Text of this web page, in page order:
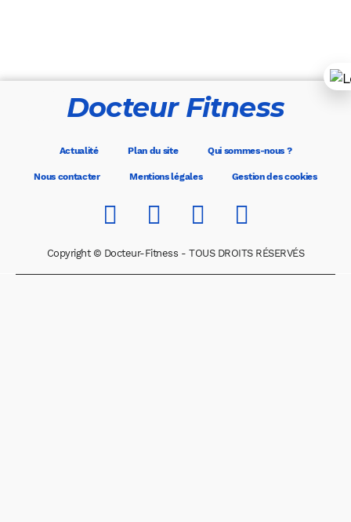
Docteur Fitness
Actualité Plan du site Qui sommes-nous ?
Nous contacter Mentions légales Gestion des cookies
Copyright © Docteur-Fitness - TOUS DROITS RÉSERVÉS